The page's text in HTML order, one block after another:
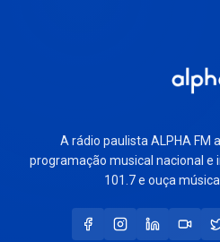
A rádio paulista ALPHA FM
programação musical nacional e
101.7 e ouça